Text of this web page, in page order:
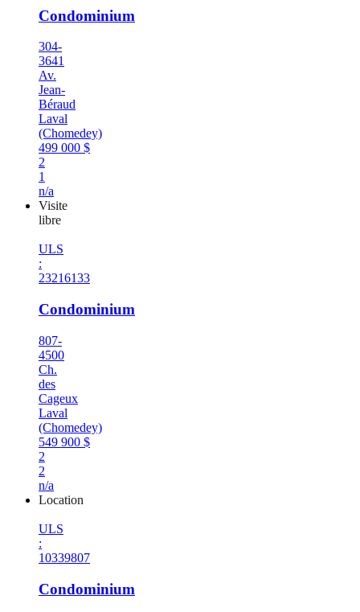
Condominium
304-
3641
Av.
Jean-
Béraud
Laval
(Chomedey)
499 000 $
2
1
n/a
Visite
libre
ULS
:
23216133
Condominium
807-
4500
Ch.
des
Cageux
Laval
(Chomedey)
549 900 $
2
2
n/a
Location
ULS
:
10339807
Condominium